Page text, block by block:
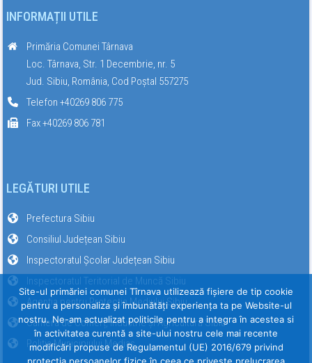
INFORMAȚII UTILE
Primăria Comunei Târnava
Loc. Târnava, Str. 1 Decembrie, nr. 5
Jud. Sibiu, România, Cod Poștal 557275
Telefon +40269 806 775
Fax +40269 806 781
LEGĂTURI UTILE
Prefectura Sibiu
Consiliul Județean Sibiu
Inspectoratul Școlar Județean Sibiu
Inspectoratul Teritorial de Muncă Sibiu
Agenția pentru Protecția Mediului Sibiu
Camera de Comerț, Industrie și Agricultură Sibiu
Poliția Municipiului Mediaș
Site-ul primăriei comunei Tîrnava utilizează fişiere de tip cookie
pentru a personaliza și îmbunătăți experiența ta pe Website-ul
nostru. Ne-am actualizat politicile pentru a integra în acestea si
în activitatea curentă a site-ului nostru cele mai recente
modificări propuse de Regulamentul (UE) 2016/679 privind